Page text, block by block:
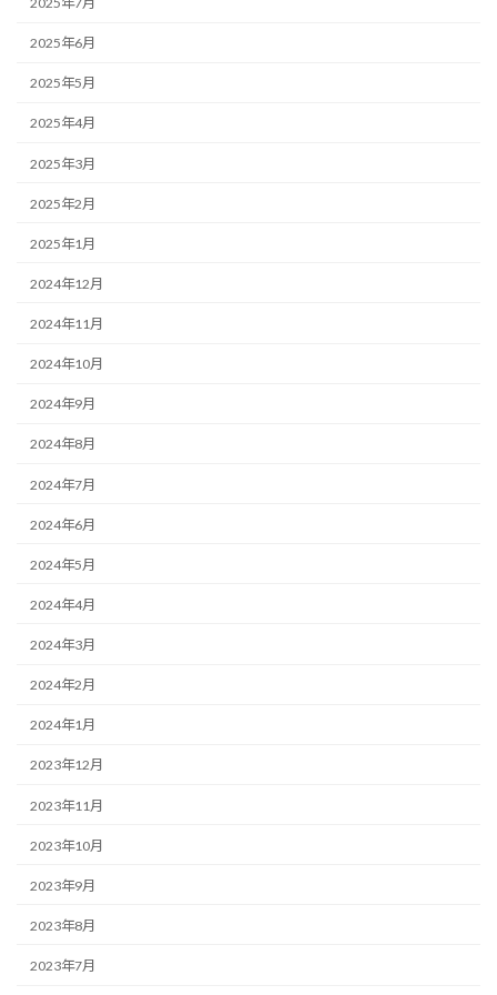
2025年6月
2025年5月
2025年4月
2025年3月
2025年2月
2025年1月
2024年12月
2024年11月
2024年10月
2024年9月
2024年8月
2024年7月
2024年6月
2024年5月
2024年4月
2024年3月
2024年2月
2024年1月
2023年12月
2023年11月
2023年10月
2023年9月
2023年8月
2023年7月